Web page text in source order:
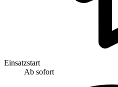
Einsatzstart
Ab sofort